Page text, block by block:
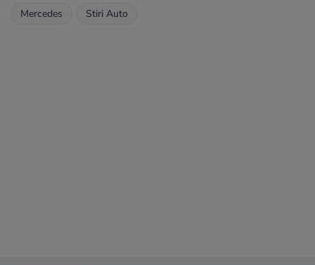
Mercedes Stiri Auto